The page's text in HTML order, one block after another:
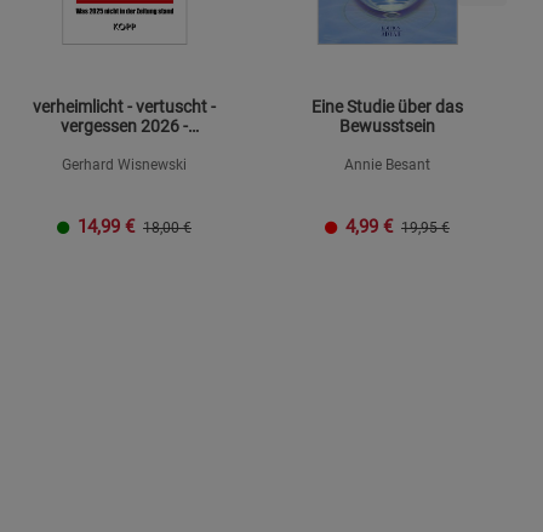
verheimlicht - vertuscht -
vergessen 2026 -
Gerhard Wisnewski
14,99 € 18,00 €
Eine Studie über das
Bewusstsein
Annie Besant
4,99 € 19,95 €